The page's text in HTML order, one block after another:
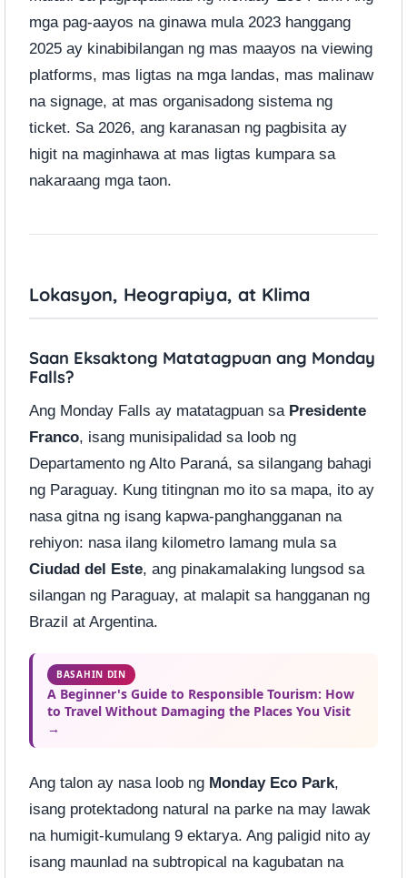
mga pag-aayos na ginawa mula 2023 hanggang
2025 ay kinabibilangan ng mas maayos na viewing
platforms, mas ligtas na mga landas, mas malinaw
na signage, at mas organisadong sistema ng
ticket. Sa 2026, ang karanasan ng pagbisita ay
higit na maginhawa at mas ligtas kumpara sa
nakaraang mga taon.
Lokasyon, Heograpiya, at Klima
Saan Eksaktong Matatagpuan ang Monday
Falls?
Ang Monday Falls ay matatagpuan sa Presidente
Franco, isang munisipalidad sa loob ng
Departamento ng Alto Paraná, sa silangang bahagi
ng Paraguay. Kung titingnan mo ito sa mapa, ito ay
nasa gitna ng isang kapwa-panghangganan na
rehiyon: nasa ilang kilometro lamang mula sa
Ciudad del Este, ang pinakamalaking lungsod sa
silangan ng Paraguay, at malapit sa hangganan ng
Brazil at Argentina.
BASAHIN DIN
A Beginner's Guide to Responsible Tourism: How
to Travel Without Damaging the Places You Visit
→
Ang talon ay nasa loob ng Monday Eco Park,
isang protektadong natural na parke na may lawak
na humigit-kumulang 9 ektarya. Ang paligid nito ay
isang maunlad na subtropical na kagubatan na